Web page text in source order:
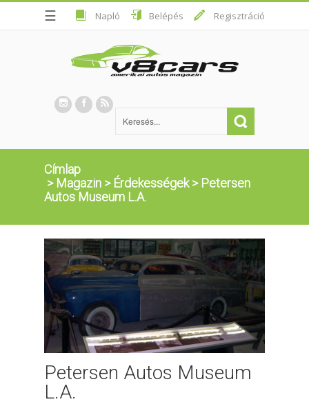
☰ Napló Belépés Regisztráció
Címlap
> Magazin > Érdekességek> Petersen
Autos Museum L.A.
Petersen Autos Museum
L.A.